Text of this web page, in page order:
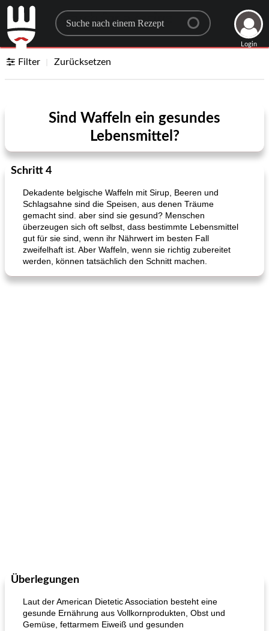
Search for a recipe
Login
Filter Zurücksetzen
Sind Waffeln ein gesundes
Lebensmittel?
Schritt 4
Dekadente belgische Waffeln mit Sirup, Beeren und
Schlagsahne sind die Speisen, aus denen Träume
gemacht sind. aber sind sie gesund? Menschen
überzeugen sich oft selbst, dass bestimmte Lebensmittel
gut für sie sind, wenn ihr Nährwert im besten Fall
zweifelhaft ist. Aber Waffeln, wenn sie richtig zubereitet
werden, können tatsächlich den Schnitt machen.
Überlegungen
Laut der American Dietetic Association besteht eine
gesunde Ernährung aus Vollkornprodukten, Obst und
Gemüse, fettarmem Eiweiß und gesunden